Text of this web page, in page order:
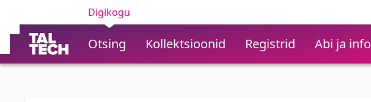
Digikogu
Otsing Kollektsioonid Registrid Abi ja info